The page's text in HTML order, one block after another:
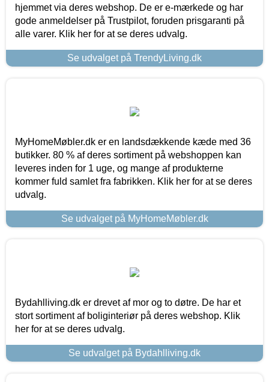
hjemmet via deres webshop. De er e-mærkede og har
gode anmeldelser på Trustpilot, foruden prisgaranti på
alle varer. Klik her for at se deres udvalg.
Se udvalget på TrendyLiving.dk
MyHomeMøbler.dk er en landsdækkende kæde med 36
butikker. 80 % af deres sortiment på webshoppen kan
leveres inden for 1 uge, og mange af produkterne
kommer fuld samlet fra fabrikken. Klik her for at se deres
udvalg.
Se udvalget på MyHomeMøbler.dk
Bydahlliving.dk er drevet af mor og to døtre. De har et
stort sortiment af boliginteriør på deres webshop. Klik
her for at se deres udvalg.
Se udvalget på Bydahlliving.dk